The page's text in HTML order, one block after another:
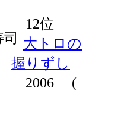
12位
大トロの
握りずし
2006
(